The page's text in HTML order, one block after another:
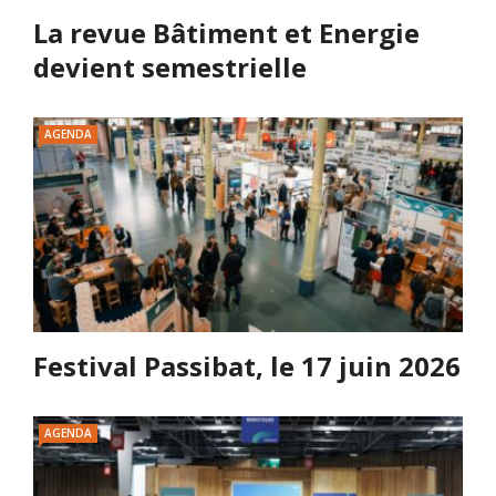
La revue Bâtiment et Energie
devient semestrielle
AGENDA
Festival Passibat, le 17 juin 2026
AGENDA